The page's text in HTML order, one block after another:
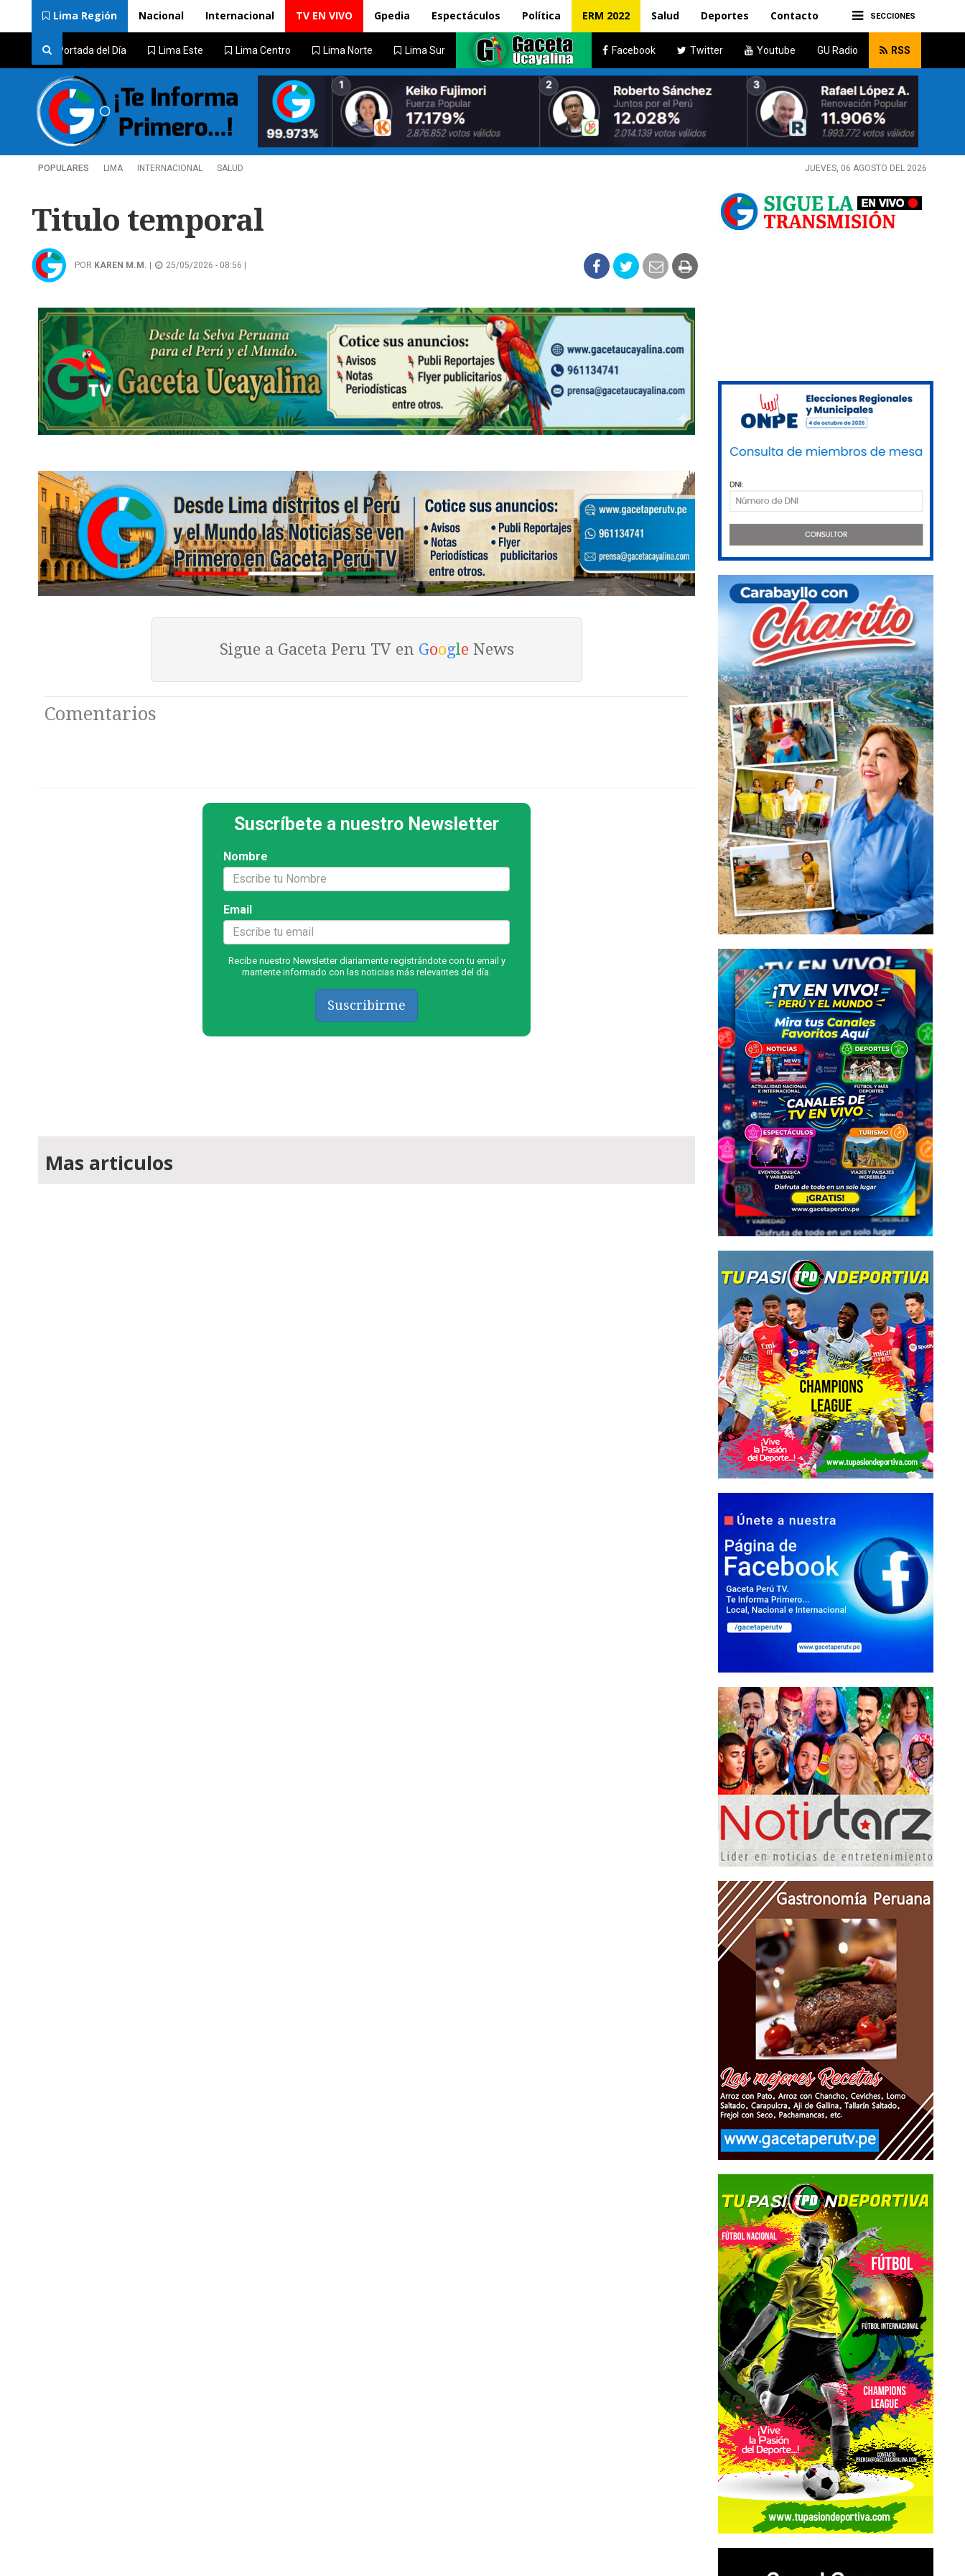
SECCIONES
Lima Región Nacional Internacional TV EN VIVO Gpedia Espectáculos Política ERM 2022 Salud Deportes Contacto
Portada del Día Lima Este Lima Centro Lima Norte Lima Sur Facebook Twitter Youtube GU Radio RSS
POPULARES LIMA INTERNACIONAL SALUD JUEVES, 06 AGOSTO DEL 2026
Titulo temporal
POR KAREN M.M. 25/05/2026 - 08:56 |
Sigue a Gaceta Peru TV en GoogleNews
Comentarios
Suscríbete a nuestro Newsletter
Nombre
Email
Recibe nuestro Newsletter diariamente registrándote con tu email y
mantente informado con las noticias más relevantes del día.
Suscribirme
Mas articulos